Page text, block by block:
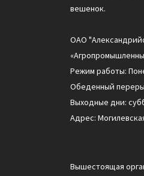
вешенок.
ОАО
Режим работы:
Обеденный
Выходные дни:
Адрес:
Вышестоящая